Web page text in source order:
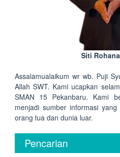
Siti
Assalamualaikum wr wb. Puji
Allah SWT. Kami ucapkan
SMAN 15 Pekanbaru. Kami
menjadi sumber informasi
orang tua dan dunia luar.
Pencarian